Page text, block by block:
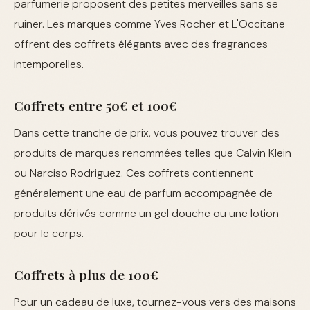
parfumerie proposent des petites merveilles sans se
ruiner. Les marques comme Yves Rocher et L'Occitane
offrent des coffrets élégants avec des fragrances
intemporelles.
Coffrets entre 50€ et 100€
Dans cette tranche de prix, vous pouvez trouver des
produits de marques renommées telles que Calvin Klein
ou Narciso Rodriguez. Ces coffrets contiennent
généralement une eau de parfum accompagnée de
produits dérivés comme un gel douche ou une lotion
pour le corps.
Coffrets à plus de 100€
Pour un cadeau de luxe, tournez-vous vers des maisons